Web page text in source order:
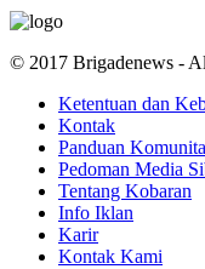
© 2017 Brigadenews -
Ketentuan dan
Kontak
Panduan
Pedoman Media
Tentang Kobaran
Info Iklan
Karir
Kontak Kami